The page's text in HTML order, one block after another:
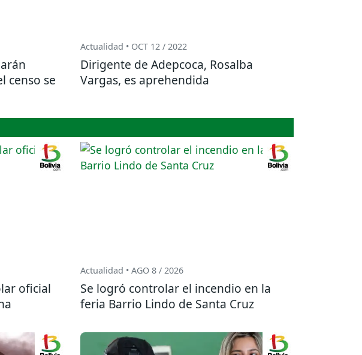
censo se
Actualidad • OCT 12 / 2022
Dirigente de Adepcoca, Rosalba
Vargas, es aprehendida
oficial
Actualidad • AGO 8 / 2026
Se logró controlar el incendio en la
feria Barrio Lindo de Santa Cruz